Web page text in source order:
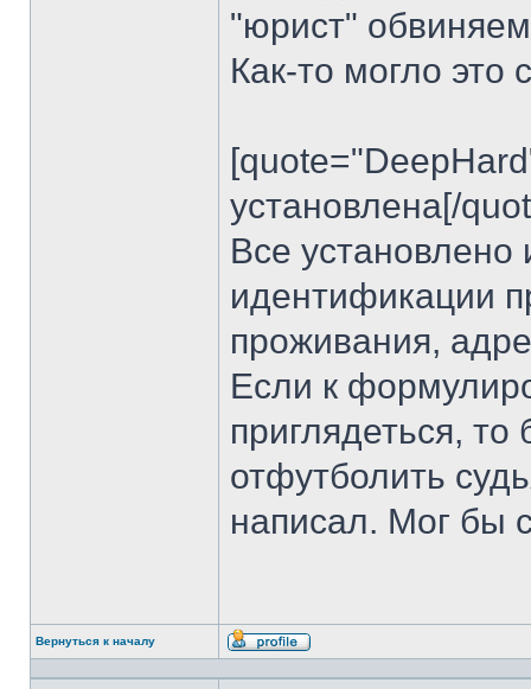
"юрист"
Как-то могло это
установлена[/
Все установлено
идентификации
проживания,
Если к
приглядеться,
отфутболить
написал. Мог бы
Вернуться к началу
Профиль